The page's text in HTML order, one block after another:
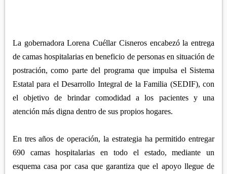
PANOTLA
SAN PABLO DEL MONTE
CALPULALPAN
HUEYOTLIPAN
NANACAMILPA
SANCTÓRUM
La gobernadora Lorena Cuéllar Cisneros encabezó la entrega
de camas hospitalarias en beneficio de personas en situación de
postración, como parte del programa que impulsa el Sistema
Estatal para el Desarrollo Integral de la Familia (SEDIF), con
el objetivo de brindar comodidad a los pacientes y una
atención más digna dentro de sus propios hogares.
En tres años de operación, la estrategia ha permitido entregar
690 camas hospitalarias en todo el estado, mediante un
esquema casa por casa que garantiza que el apoyo llegue de